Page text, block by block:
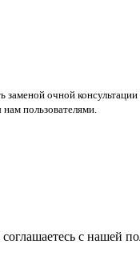
очной консультации
пользователями.
с нашей